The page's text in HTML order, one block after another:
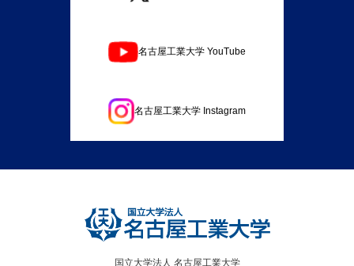
名古屋工業大学 YouTube
名古屋工業大学 Instagram
国立大学法人 名古屋工業大学